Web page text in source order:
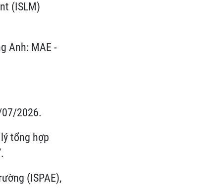
(ISLM)
MAE -
2026.
tổng hợp
(ISPAE),